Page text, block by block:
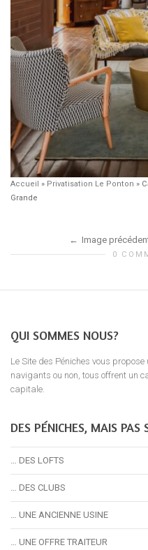
Accueil » Privatisation Le Ponton »
Grande
Image
0
QUI SOMMES NOUS?
Le Site des Péniches vous
navigants ou non, tous offrent un
capitale.
DES PÉNICHES, MAIS
… DES LOFTS
… DES CLUBS
… UNE ANCIENNE USINE
… UNE OFFRE TRAITEUR